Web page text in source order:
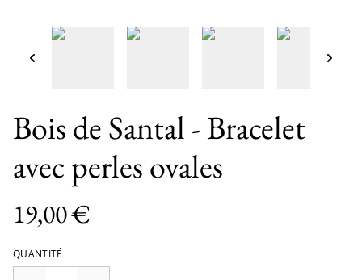
Bois de Santal - Bracelet
avec perles ovales
19,00 €
QUANTITÉ